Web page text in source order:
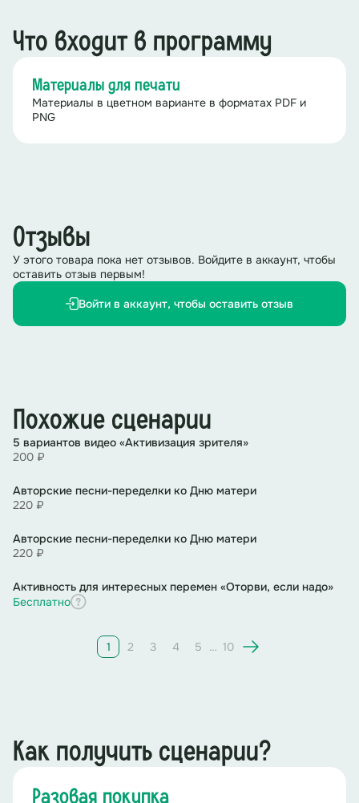
Что входит в программу
Материалы для печати
Материалы в цветном варианте в форматах PDF и
PNG
Отзывы
У этого товара пока нет отзывов. Войдите в аккаунт, чтобы
оставить отзыв первым!
Войти в аккаунт, чтобы оставить отзыв
Похожие сценарии
5 вариантов видео «Активизация зрителя»
200 ₽
Авторские песни-переделки ко Дню матери
220 ₽
Авторские песни-переделки ко Дню матери
220 ₽
Активность для интересных перемен «Оторви, если надо»
Бесплатно
1 2 3 4 5 … 10
Как получить сценарии?
Разовая покупка